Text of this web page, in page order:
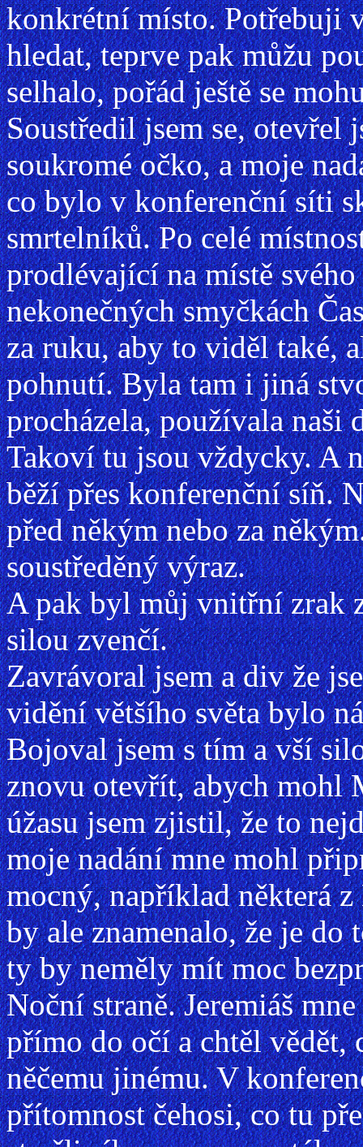
konkrétní místo. Potřebuji
hledat, teprve pak můžu
selhalo, pořád ještě se
Soustředil jsem se, otevřel
soukromé očko, a moje
co bylo v konferenční síti
smrtelníků. Po celé
prodlévající na místě
nekonečných smyčkách
za ruku, aby to viděl také,
pohnutí. Byla tam i jiná
procházela, používala
Takoví tu jsou vždycky. A
běží přes konferenční síň.
před někým nebo za
soustředěný výraz.
A pak byl můj vnitřní zrak
silou zvenčí.
Zavrávoral jsem a div že
vidění většího světa bylo
Bojoval jsem s tím a vší
znovu otevřít, abych mohl
úžasu jsem zjistil, že to
moje nadání mne mohl
mocný, například některá
by ale znamenalo, že je do
ty by neměly mít moc
Noční straně. Jeremiáš
přímo do očí a chtěl vědět,
něčemu jinému. V
přítomnost čehosi, co tu